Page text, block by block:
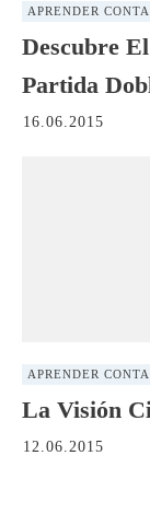
APRENDER
Descubre
Partida
16.06.2015
APRENDER
La Visión
12.06.2015